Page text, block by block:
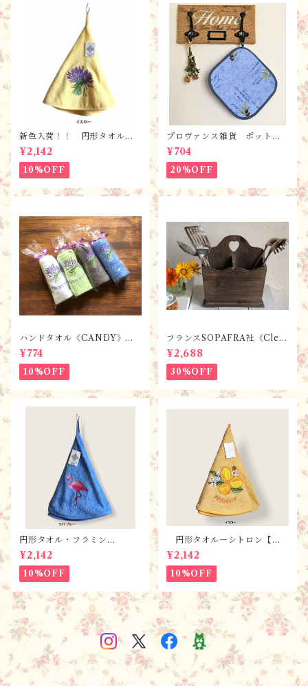
新色入荷！！ 円形タオル・
ラヴァンド【全６色】 / フ
ランスTisssus-Toselli社 フ
ランスのお土産
¥2,142
10%OFF
プロヴァンス雑貨 ポットマ
ット・鍋つかみ／ オリー
ブ・ブルー/ フランス・ランソ
レイヤード社
¥704
20%OFF
ハンドタオル《CANDY》ラ
ベンダー【全7色】 / フラン
スTisssus-Toselli社 フラン
スのお土産／プロヴァンス
¥774
10%OFF
フランスSOPAFRA社《Clem
entine Creation》 フレンチ
レトロ・シャビーなカトラリ
ーボックス
¥2,688
30%OFF
円形タオル・フラミン
ゴ ・ 全2色 / フランスT
isssus-Toselli社 フランス
のお土産
¥2,142
10%OFF
円形タオルーシトロン【全
３色】 / フランスTisssus-
¥2,142
10%OFF